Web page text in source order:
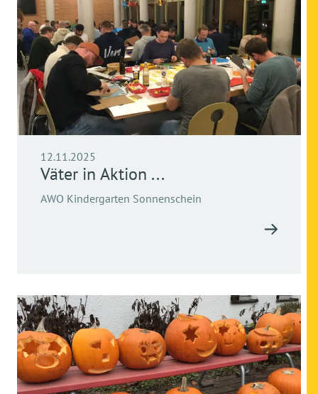
12.11.2025
Väter in Aktion ...
AWO Kindergarten Sonnenschein